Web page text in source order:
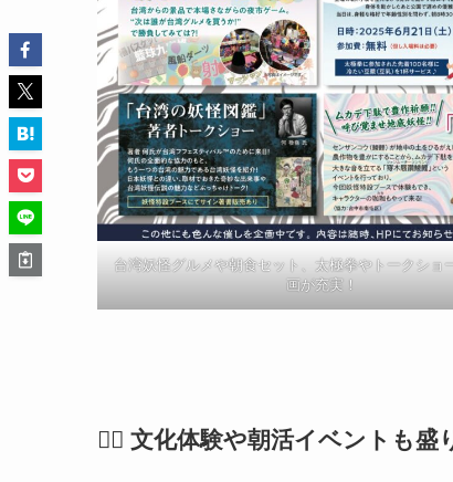
台湾妖怪グルメや朝食セット、太極拳やトークショ
画が充実！
🧘‍♂️ 文化体験や朝活イベントも盛